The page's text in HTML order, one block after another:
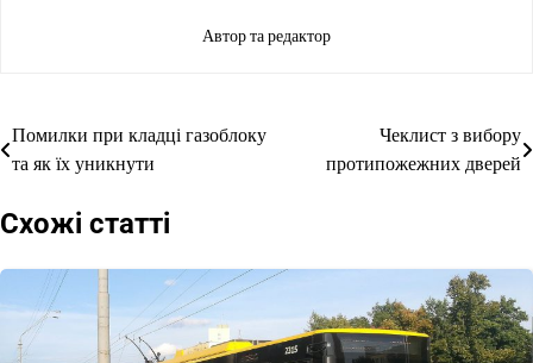
Автор та редактор
Навігація
записів
Помилки при кладці газоблоку
та як їх уникнути
Чеклист з вибору
протипожежних дверей
Схожі статті